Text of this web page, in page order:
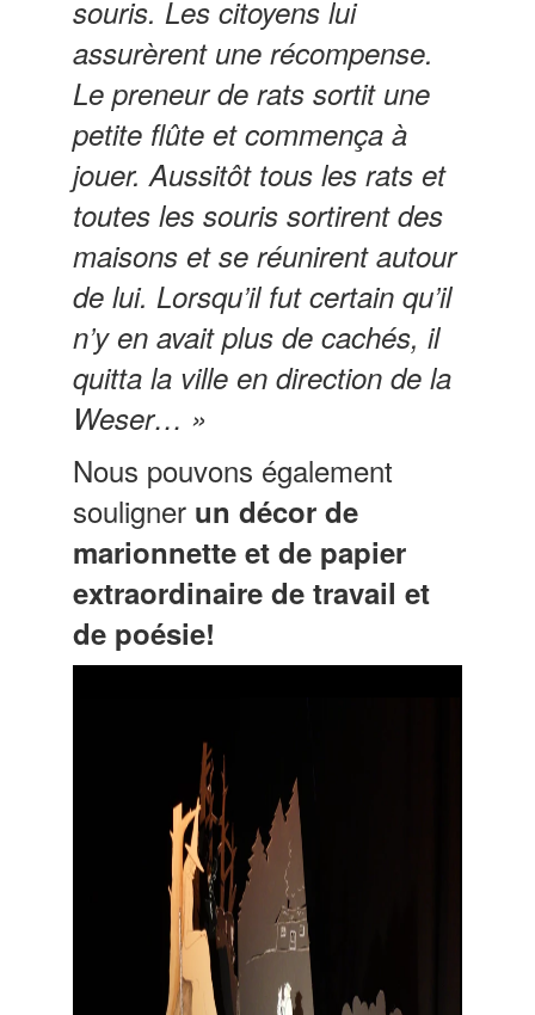
souris. Les citoyens lui
assurèrent une récompense.
Le preneur de rats sortit une
petite flûte et commença à
jouer. Aussitôt tous les rats et
toutes les souris sortirent des
maisons et se réunirent autour
de lui. Lorsqu’il fut certain qu’il
n’y en avait plus de cachés, il
quitta la ville en direction de la
Weser… »
Nous pouvons également
souligner un décor de
marionnette et de papier
extraordinaire de travail et
de poésie!